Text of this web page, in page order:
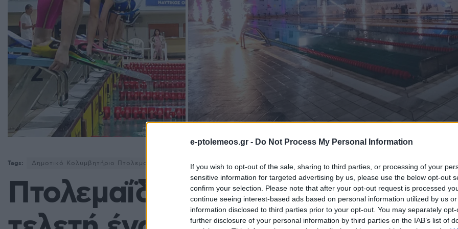
e-ptolemeos.gr - Do Not Process My Personal Information
If you wish to opt-out of the sale, sharing to third parties, or processing of your
sensitive information for targeted advertising by us, please use the below opt-out
confirm your selection. Please note that after your opt-out request is processed
continue seeing interest-based ads based on personal information utilized by us
information disclosed to third parties prior to your opt-out. You may separately
further disclosure of your personal information by third parties on the IAB’s list of
Tags: Δημοτικό Κολυμβητήριο Πτολεμαΐδας Εορδαία Κολύμβηση Πτολεμαΐδα
Πτολεμαΐδα: Με εντυπωσιακή